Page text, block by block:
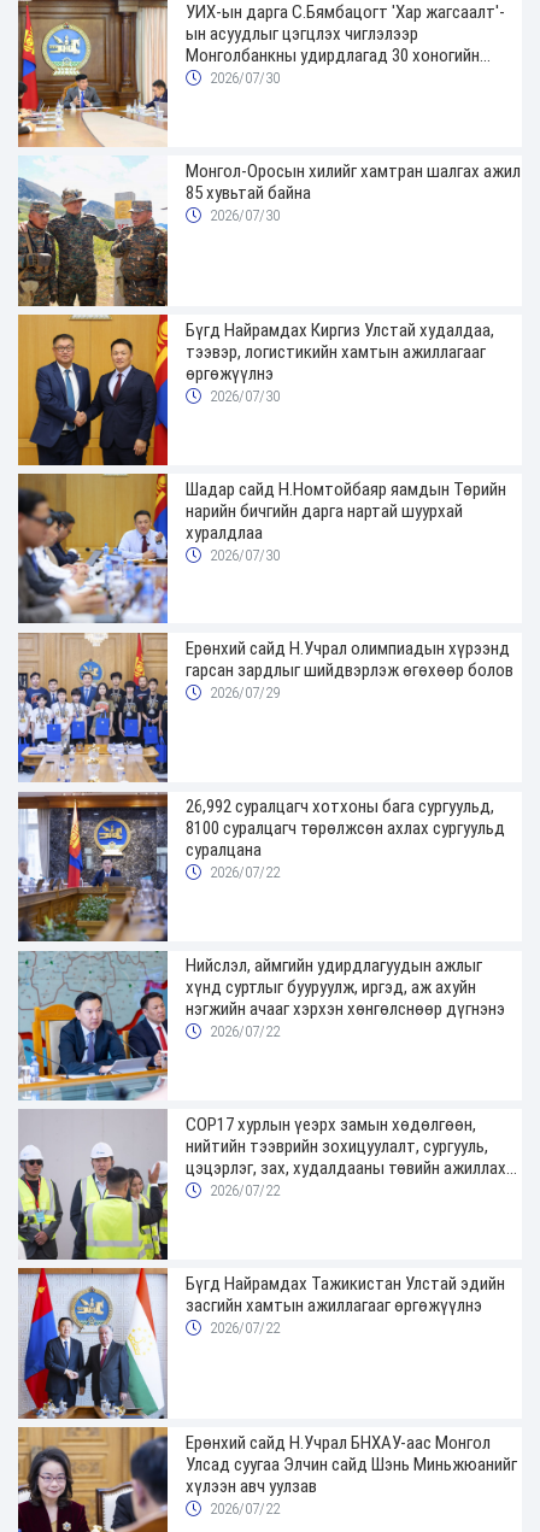
УИХ-ын дарга С.Бямбацогт 'Хар жагсаалт'-
ын асуудлыг цэгцлэх чиглэлээр
Монголбанкны удирдлагад 30 хоногийн
хугацаатай үүрэг өглөө
2026/07/30
Монгол-Оросын хилийг хамтран шалгах ажил
85 хувьтай байна
2026/07/30
Бүгд Найрамдах Киргиз Улстай худалдаа,
тээвэр, логистикийн хамтын ажиллагааг
өргөжүүлнэ
2026/07/30
Шадар сайд Н.Номтойбаяр яамдын Төрийн
нарийн бичгийн дарга нартай шуурхай
хуралдлаа
2026/07/30
Ерөнхий сайд Н.Учрал олимпиадын хүрээнд
гарсан зардлыг шийдвэрлэж өгөхөөр болов
2026/07/29
26,992 суралцагч хотхоны бага сургуульд,
8100 суралцагч төрөлжсөн ахлах сургуульд
суралцана
2026/07/22
Нийслэл, аймгийн удирдлагуудын ажлыг
хүнд суртлыг бууруулж, иргэд, аж ахуйн
нэгжийн ачааг хэрхэн хөнгөлснөөр дүгнэнэ
2026/07/22
COP17 хурлын үеэрх замын хөдөлгөөн,
нийтийн тээврийн зохицуулалт, сургууль,
цэцэрлэг, зах, худалдааны төвийн ажиллах
хуваарийг гаргаж, иргэдэд мэдээлэхийг
2026/07/22
Бүгд Найрамдах Тажикистан Улстай эдийн
засгийн хамтын ажиллагааг өргөжүүлнэ
2026/07/22
Ерөнхий сайд Н.Учрал БНХАУ-аас Монгол
Улсад суугаа Элчин сайд Шэнь Миньжюанийг
хүлээн авч уулзав
2026/07/22